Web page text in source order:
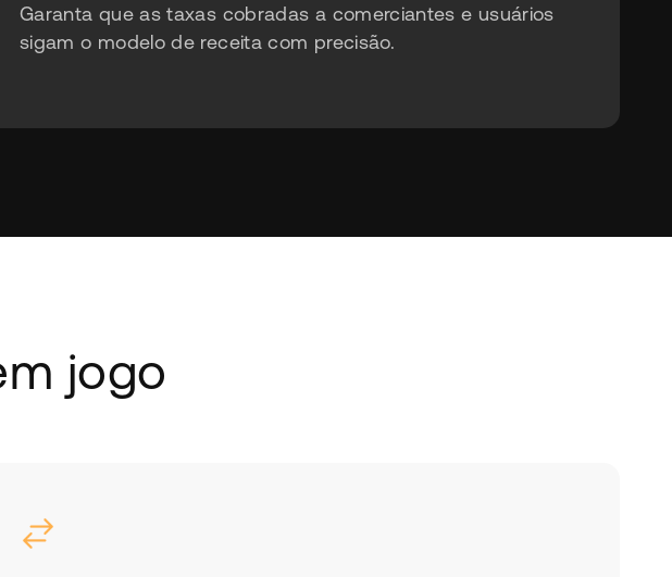
Garanta que as taxas cobradas a comerciantes e usuários
sigam o modelo de receita com precisão.
jogo